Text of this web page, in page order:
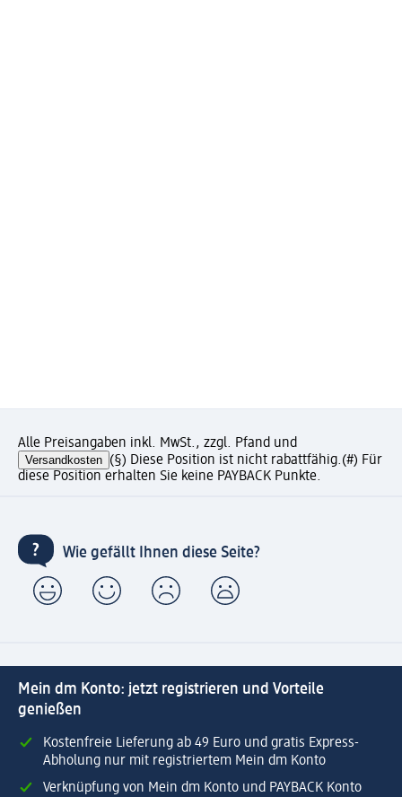
Alle Preisangaben inkl. MwSt., zzgl. Pfand und
Versandkosten (§) Diese Position ist nicht rabattfähig.(#) Für
diese Position erhalten Sie keine PAYBACK Punkte.
Wie gefällt Ihnen diese Seite?
Mein dm Konto: jetzt registrieren und Vorteile
genießen
Kostenfreie Lieferung ab 49 Euro und gratis Express-
Abholung nur mit registriertem Mein dm Konto
Verknüpfung von Mein dm Konto und PAYBACK Konto